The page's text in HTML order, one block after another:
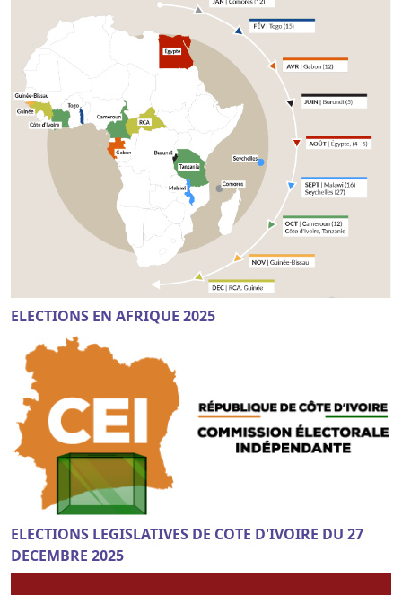
ELECTIONS EN AFRIQUE 2025
ELECTIONS LEGISLATIVES DE COTE D'IVOIRE DU 27
DECEMBRE 2025